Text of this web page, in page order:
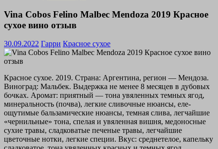
Vina Cobos Felino Malbec Mendoza 2019 Красное
сухое вино отзыв
30.09.2022 Гарри Красное сухое
Красное сухое. 2019. Страна: Аргентина, регион — Мендоза.
Виноград: Мальбек. Выдержка не менее 8 месяцев в дубовых
бочках. Аромат: приятный — тона увяленных темных ягод,
минеральность (почва), легкие сливочные нюансы, еле-
ощутимые бальзамические нюансы, темная слива, легчайшие
«чернильные» тона, спелая и увяленная вишня, медоносные
сухие травы, сладковатые печеные травы, легчайшие
цветочные нотки, легкие специи. Вкус: среднетелое, капельку